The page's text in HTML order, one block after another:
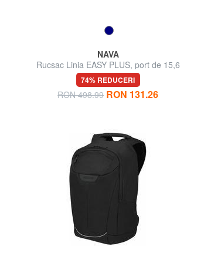
NAVA
Rucsac Linia EASY PLUS, port de 15,6
"pentru PC
74% REDUCERI
RON 498.99 RON 131.26